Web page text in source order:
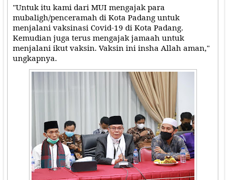
"Untuk itu kami dari MUI mengajak para
mubaligh/penceramah di Kota Padang untuk
menjalani vaksinasi Covid-19 di Kota Padang.
Kemudian juga terus mengajak jamaah untuk
menjalani ikut vaksin. Vaksin ini insha Allah aman,"
ungkapnya.